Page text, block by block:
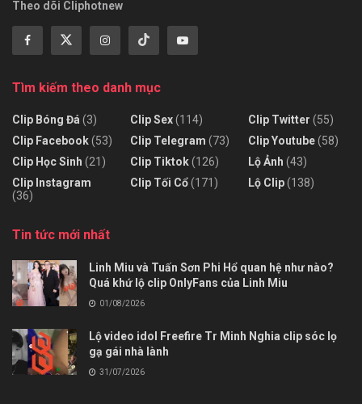
Theo dõi Cliphotnew
Tìm kiếm theo danh mục
Clip Bóng Đá (3)
Clip Facebook(53)
Clip Học Sinh (21)
Clip Instagram
(36)
Clip Sex(114)
Clip Telegram (73)
Clip Tiktok(126)
Clip Tối Cổ(171)
Clip Twitter (55)
Clip Youtube(58)
Lộ Ảnh (43)
Lộ Clip(138)
Tin tức mới nhất
Linh Miu và Tuấn Sơn Phi Hổ quan hệ như nào?
Quá khứ lộ clip OnlyFans của Linh Miu
01/08/2026
Lộ video idol Freefire Tr Minh Nghia clip sóc lọ
gạ gái nhà lành
31/07/2026